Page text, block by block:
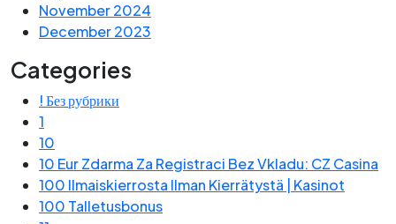
November 2024
December 2023
Categories
! Без рубрики
1
10
10 Eur Zdarma Za Registraci Bez Vkladu: CZ Casina
100 Ilmaiskierrosta Ilman Kierrätystä | Kasinot
100 Talletusbonus